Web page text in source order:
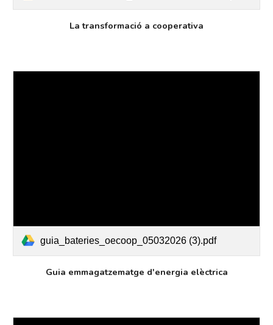
La transformació a cooperativa
guia_bateries_oecoop_05032026 (3).pdf
Guia emmagatzematge d'energia elèctrica